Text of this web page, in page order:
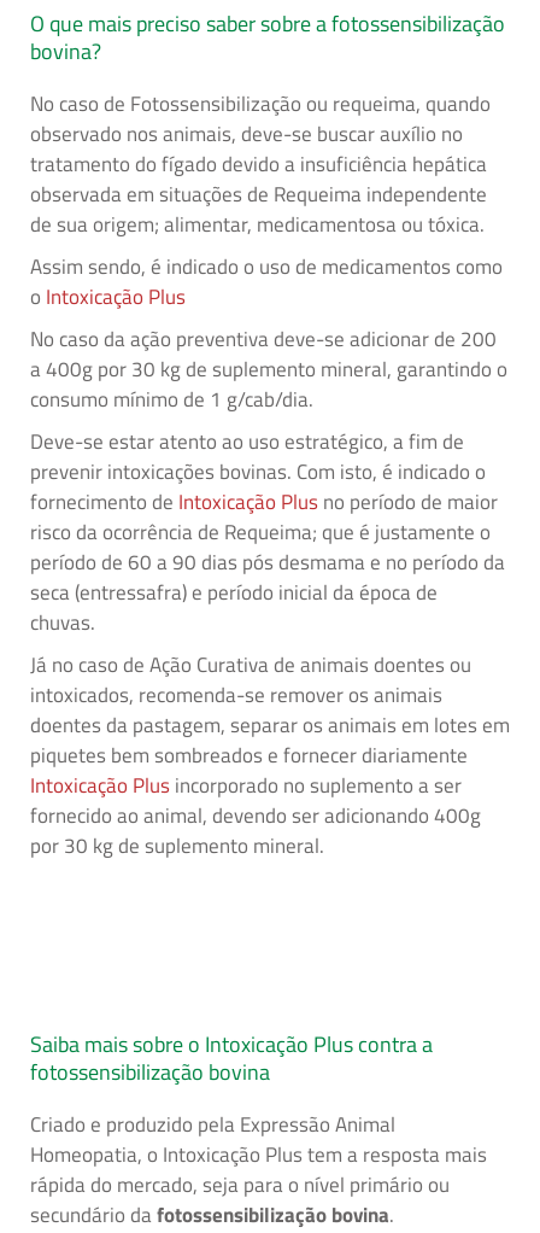
O que mais preciso saber sobre a fotossensibilização
bovina?
No caso de Fotossensibilização ou requeima, quando
observado nos animais, deve-se buscar auxílio no
tratamento do fígado devido a insuficiência hepática
observada em situações de Requeima independente
de sua origem; alimentar, medicamentosa ou tóxica.
Assim sendo, é indicado o uso de medicamentos como
o Intoxicação Plus
No caso da ação preventiva deve-se adicionar de 200
a 400g por 30 kg de suplemento mineral, garantindo o
consumo mínimo de 1 g/cab/dia.
Deve-se estar atento ao uso estratégico, a fim de
prevenir intoxicações bovinas. Com isto, é indicado o
fornecimento de Intoxicação Plusno período de maior
risco da ocorrência de Requeima; que é justamente o
período de 60 a 90 dias pós desmama e no período da
seca (entressafra) e período inicial da época de
chuvas.
Já no caso de Ação Curativa de animais doentes ou
intoxicados, recomenda-se remover os animais
doentes da pastagem, separar os animais em lotes em
piquetes bem sombreados e fornecer diariamente
Intoxicação Plusincorporado no suplemento a ser
fornecido ao animal, devendo ser adicionando 400g
por 30 kg de suplemento mineral.
Saiba mais sobre o Intoxicação Plus contra a
fotossensibilização bovina
Criado e produzido pela Expressão Animal
Homeopatia, o Intoxicação Plus tem a resposta mais
rápida do mercado, seja para o nível primário ou
secundário dafotossensibilização bovina.